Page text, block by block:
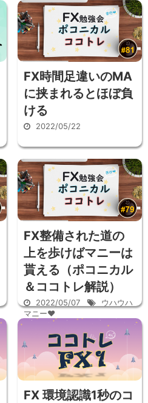
FX時間足違いのMA
に挟まれるとほぼ負
ける
2022/05/22
FX整備された道の
上を歩けばマニーは
貰える（ポコニカル
＆ココトレ解説）
2022/05/07
ウハウハ
マニー♥
FX 環境認識1秒のコ